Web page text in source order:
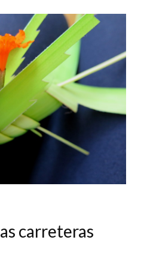
carreteras